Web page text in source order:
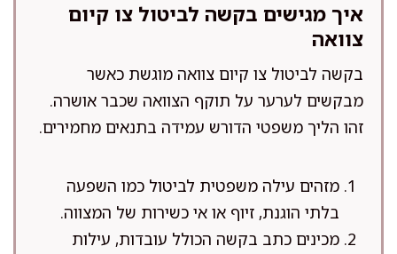
איך מגישים בקשה לביטול צו קיום
צוואה
בקשה לביטול צו קיום צוואה מוגשת כאשר
מבקשים לערער על תוקף הצוואה שכבר אושרה.
זהו הליך משפטי הדורש עמידה בתנאים מחמירים.
מזהים עילה משפטית לביטול כמו השפעה
בלתי הוגנת, זיוף או אי כשירות של המצווה.
מכינים כתב בקשה הכולל עובדות, עילות